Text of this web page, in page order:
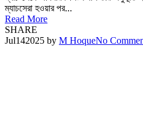
ম্যাচসেরা হওয়ার পর...
Read More
SHARE
Jul142025 by M HoqueNo